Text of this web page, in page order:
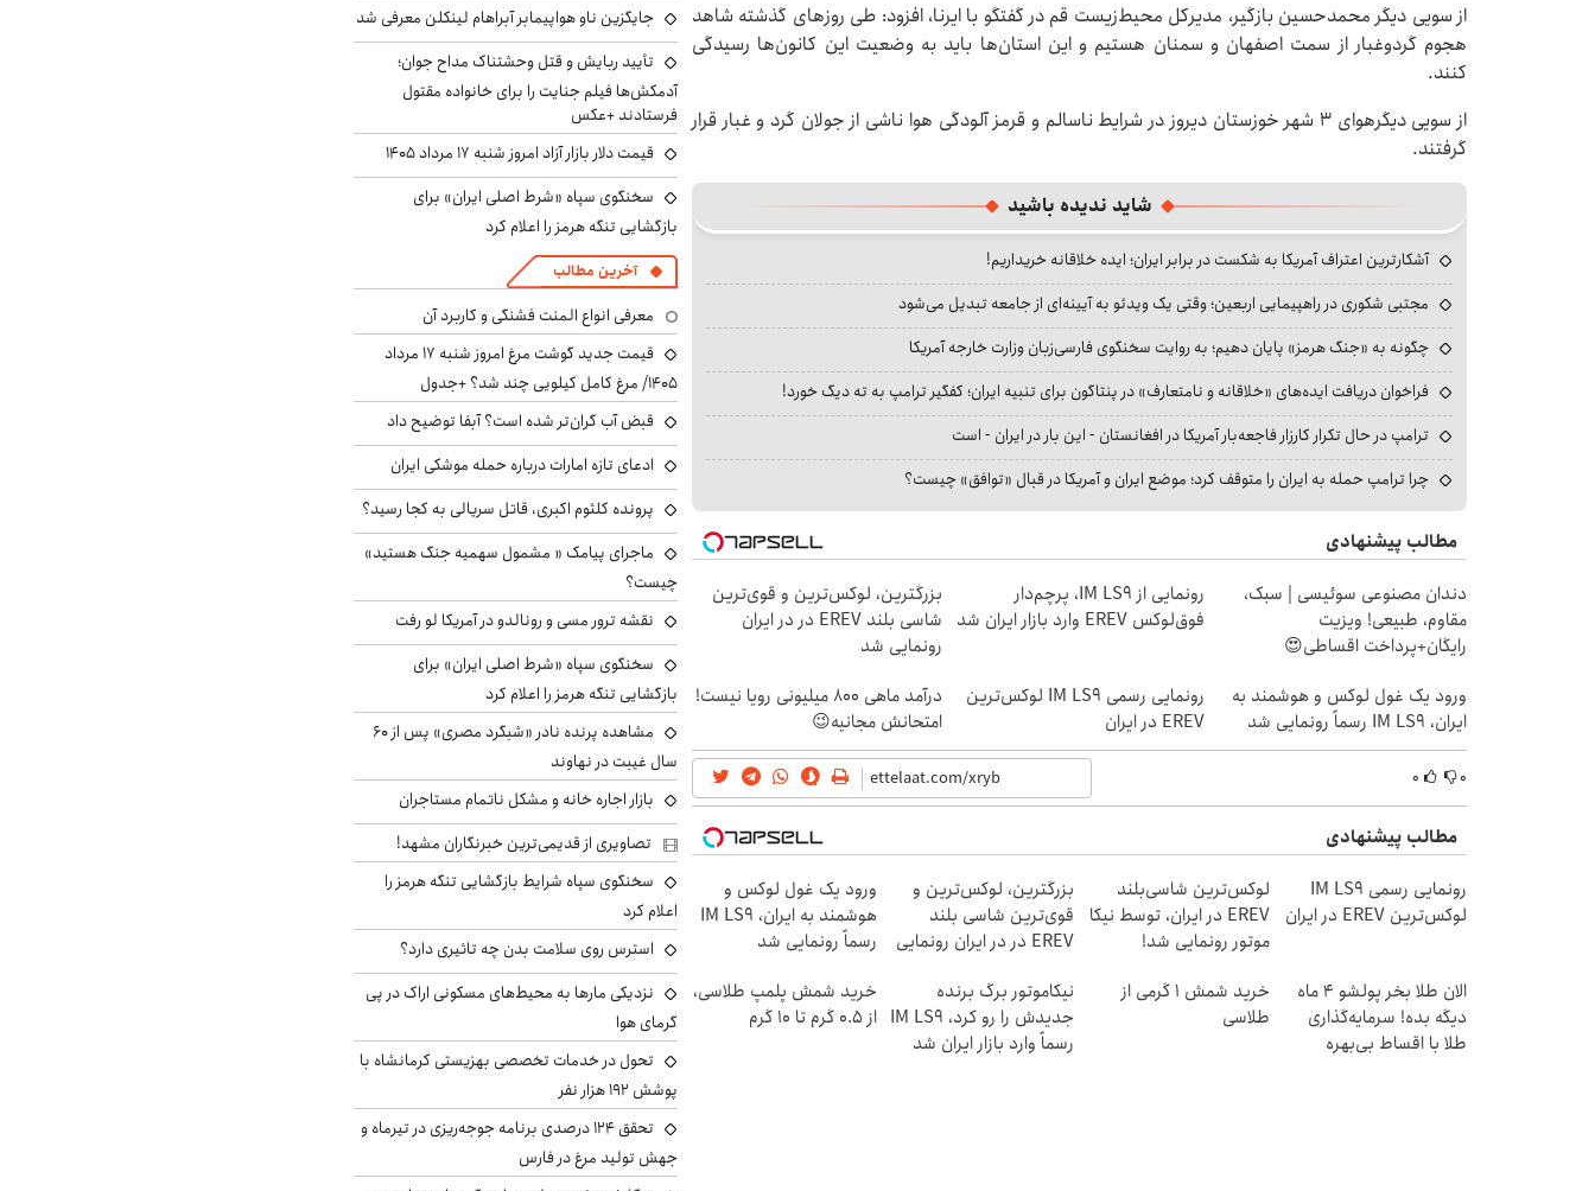
از سویی دیگر محمدحسین بازگیر، مدیرکل محیط‌زیست قم در گفتگو با ایرنا، افزود: طی روزهای گذشته شاهد
هجوم گردوغبار از سمت اصفهان و سمنان هستیم و این استان‌ها باید به وضعیت این کانون‌ها رسیدگی
کنند.
از سویی دیگرهوای 3 شهر خوزستان دیروز در شرایط ناسالم و قرمز آلودگی هوا ناشی از جولان گرد و غبار قرار
گرفتند.
شاید ندیده باشید
آشکارترین اعتراف آمریکا به شکست در برابر ایران؛ ایده خلاقانه خریداریم!
مجتبی شکوری در راهپیمایی اربعین؛ وقتی یک ویدئو به آیینه‌ای از جامعه تبدیل می‌شود
چگونه به «جنگ هرمز» پایان دهیم؛ به روایت سخنگوی فارسی‌زبان وزارت خارجه آمریکا
فراخوان دریافت ایده‌های «خلاقانه و نامتعارف» در پنتاگون برای تنبیه ایران؛ کفگیر ترامپ به ته دیگ خورد!
ترامپ در حال تکرار کارزار فاجعه‌بار آمریکا در افغانستان - این بار در ایران - است
چرا ترامپ حمله به ایران را متوقف کرد؛ موضع ایران و آمریکا در قبال «توافق» چیست؟
مطالب پیشنهادی
دندان مصنوعی سوئیسی | سبک،
مقاوم، طبیعی! ویزیت
رایگان+پرداخت اقساطی😍
رونمایی از IM LS9، پرچم‌دار
فوق‌لوکس EREV وارد بازار ایران شد
بزرگترین، لوکس‌ترین و قوی‌ترین
شاسی بلند EREV در در ایران
رونمایی شد
ورود یک غول لوکس و هوشمند به
ایران، IM LS9 رسماً رونمایی شد
رونمایی رسمی IM LS9 لوکس‌ترین
EREV در ایران
درآمد ماهی 800 میلیونی رویا نیست!
امتحانش مجانیه😉
۰ ۰
مطالب پیشنهادی
رونمایی رسمی IM LS9
لوکس‌ترین EREV در ایران
لوکس‌ترین شاسی‌بلند
EREV در ایران، توسط نیکا
موتور رونمایی شد!
بزرگترین، لوکس‌ترین و
قوی‌ترین شاسی بلند
EREV در در ایران رونمایی
ورود یک غول لوکس و
هوشمند به ایران، IM LS9
رسماً رونمایی شد
الان طلا بخر پولشو 4 ماه
دیگه بده! سرمایه‌گذاری
طلا با اقساط بی‌بهره
خرید شمش 1 گرمی از
طلاسی
نیکاموتور برگ برنده
جدیدش را رو کرد، IM LS9
رسماً وارد بازار ایران شد
خرید شمش پلمپ طلاسی،
از ۰.۵ گرم تا ۱۰ گرم
جایگزین ناو هواپیمابر آبراهام لینکلن معرفی شد
تأیید ربایش و قتل وحشتناک مداح جوان؛
آدمکش‌ها فیلم جنایت را برای خانواده مقتول
فرستادند +عکس
قیمت دلار بازار آزاد امروز شنبه ۱۷ مرداد ۱۴۰۵
سخنگوی سپاه «شرط اصلی ایران» برای
بازگشایی تنگه هرمز را اعلام کرد
آخرین مطالب
معرفی انواع المنت فشنگی و کاربرد آن
قیمت جدید گوشت مرغ امروز شنبه ۱۷ مرداد
۱۴۰۵/ مرغ کامل کیلویی چند شد؟ +جدول
قبض آب گران‌تر شده است؟ آبفا توضیح داد
ادعای تازه امارات درباره حمله موشکی ایران
پرونده کلثوم اکبری، قاتل سریالی به کجا رسید؟
ماجرای پیامک « مشمول سهمیه جنگ هستید»
چیست؟
نقشه ترور مسی و رونالدو در آمریکا لو رفت
سخنگوی سپاه «شرط اصلی ایران» برای
بازگشایی تنگه هرمز را اعلام کرد
مشاهده پرنده نادر «شبگرد مصری» پس از ۶۰
سال غیبت در نهاوند
بازار اجاره خانه و مشکل ناتمام مستاجران
تصاویری از قدیمی‌ترین خبرنگاران مشهد!
سخنگوی سپاه شرایط بازگشایی تنگه هرمز را
اعلام کرد
استرس روی سلامت بدن چه تاثیری دارد؟
نزدیکی مارها به محیط‌های مسکونی اراک در پی
گرمای هوا
تحول در خدمات تخصصی بهزیستی کرمانشاه با
پوشش ۱۹۲ هزار نفر
تحقق ۱۲۴ درصدی برنامه جوجه‌ریزی در تیرماه و
جهش تولید مرغ در فارس